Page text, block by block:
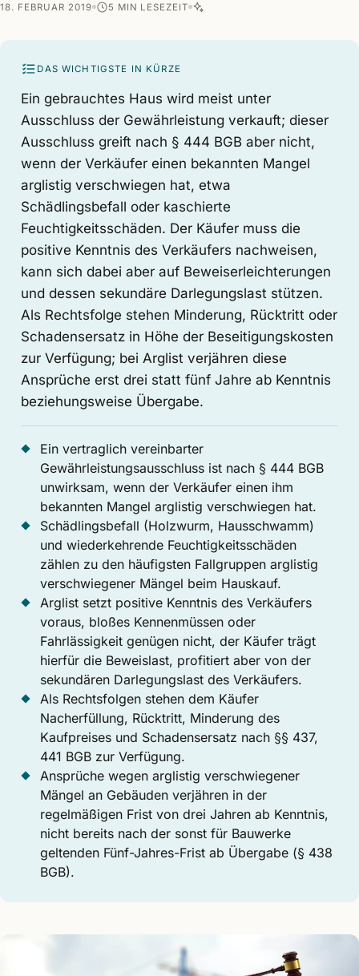
18. FEBRUAR 2019 5 MIN LESEZEIT
DAS WICHTIGSTE IN KÜRZE
Ein gebrauchtes Haus wird meist unter
Ausschluss der Gewährleistung verkauft; dieser
Ausschluss greift nach § 444 BGB aber nicht,
wenn der Verkäufer einen bekannten Mangel
arglistig verschwiegen hat, etwa
Schädlingsbefall oder kaschierte
Feuchtigkeitsschäden. Der Käufer muss die
positive Kenntnis des Verkäufers nachweisen,
kann sich dabei aber auf Beweiserleichterungen
und dessen sekundäre Darlegungslast stützen.
Als Rechtsfolge stehen Minderung, Rücktritt oder
Schadensersatz in Höhe der Beseitigungskosten
zur Verfügung; bei Arglist verjähren diese
Ansprüche erst drei statt fünf Jahre ab Kenntnis
beziehungsweise Übergabe.
Ein vertraglich vereinbarter
Gewährleistungsausschluss ist nach § 444 BGB
unwirksam, wenn der Verkäufer einen ihm
bekannten Mangel arglistig verschwiegen hat.
Schädlingsbefall (Holzwurm, Hausschwamm)
und wiederkehrende Feuchtigkeitsschäden
zählen zu den häufigsten Fallgruppen arglistig
verschwiegener Mängel beim Hauskauf.
Arglist setzt positive Kenntnis des Verkäufers
voraus, bloßes Kennenmüssen oder
Fahrlässigkeit genügen nicht, der Käufer trägt
hierfür die Beweislast, profitiert aber von der
sekundären Darlegungslast des Verkäufers.
Als Rechtsfolgen stehen dem Käufer
Nacherfüllung, Rücktritt, Minderung des
Kaufpreises und Schadensersatz nach §§ 437,
441 BGB zur Verfügung.
Ansprüche wegen arglistig verschwiegener
Mängel an Gebäuden verjähren in der
regelmäßigen Frist von drei Jahren ab Kenntnis,
nicht bereits nach der sonst für Bauwerke
geltenden Fünf-Jahres-Frist ab Übergabe (§ 438
BGB).